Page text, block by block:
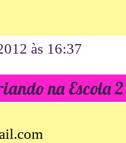
às 16:37
na Escola 2